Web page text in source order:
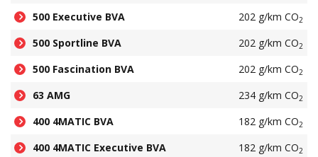
500 Executive BVA 202 g/km CO2
500 Sportline BVA 202 g/km CO2
500 Fascination BVA 202 g/km CO2
63 AMG 234 g/km CO2
400 4MATIC BVA 182 g/km CO2
400 4MATIC Executive BVA 182 g/km CO2